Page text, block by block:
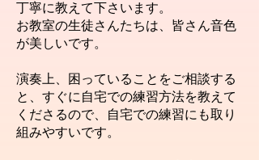
丁寧に教えて下さいます。
お教室の生徒さんたちは、 皆さん音色
が美しいです。
演奏上、困っていることをご相談する
と、すぐに自宅での練習方法を教えて
くださるので、自宅での練習にも取り
組みやすいです。